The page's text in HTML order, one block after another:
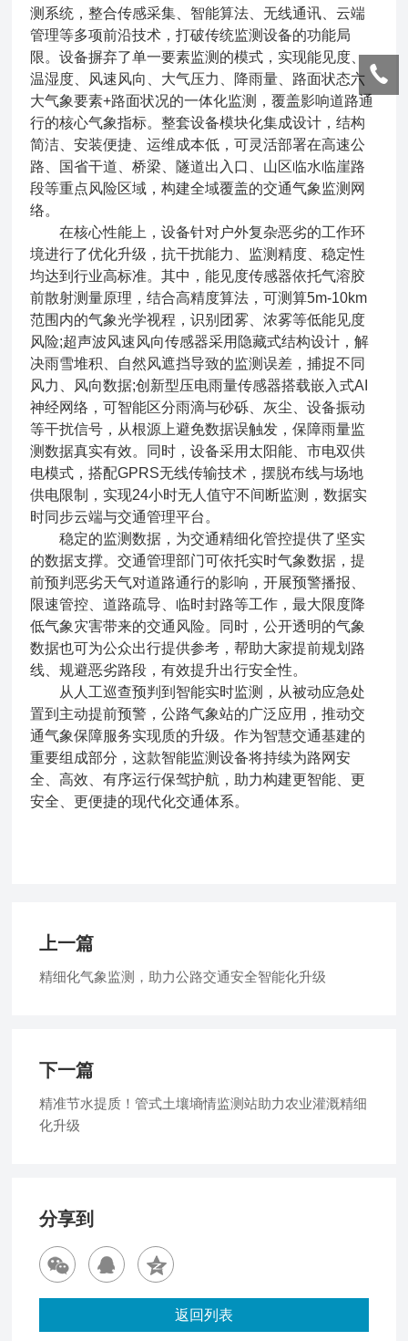
测系统，整合传感采集、智能算法、无线通讯、云端
管理等多项前沿技术，打破传统监测设备的功能局
限。设备摒弃了单一要素监测的模式，实现能见度、
温湿度、风速风向、大气压力、降雨量、路面状态六
大气象要素+路面状况的一体化监测，覆盖影响道路通
行的核心气象指标。整套设备模块化集成设计，结构
简洁、安装便捷、运维成本低，可灵活部署在高速公
路、国省干道、桥梁、隧道出入口、山区临水临崖路
段等重点风险区域，构建全域覆盖的交通气象监测网
络。
在核心性能上，设备针对户外复杂恶劣的工作环
境进行了优化升级，抗干扰能力、监测精度、稳定性
均达到行业高标准。其中，能见度传感器依托气溶胶
前散射测量原理，结合高精度算法，可测算5m-10km
范围内的气象光学视程，识别团雾、浓雾等低能见度
风险;超声波风速风向传感器采用隐藏式结构设计，解
决雨雪堆积、自然风遮挡导致的监测误差，捕捉不同
风力、风向数据;创新型压电雨量传感器搭载嵌入式AI
神经网络，可智能区分雨滴与砂砾、灰尘、设备振动
等干扰信号，从根源上避免数据误触发，保障雨量监
测数据真实有效。同时，设备采用太阳能、市电双供
电模式，搭配GPRS无线传输技术，摆脱布线与场地
供电限制，实现24小时无人值守不间断监测，数据实
时同步云端与交通管理平台。
稳定的监测数据，为交通精细化管控提供了坚实
的数据支撑。交通管理部门可依托实时气象数据，提
前预判恶劣天气对道路通行的影响，开展预警播报、
限速管控、道路疏导、临时封路等工作，最大限度降
低气象灾害带来的交通风险。同时，公开透明的气象
数据也可为公众出行提供参考，帮助大家提前规划路
线、规避恶劣路段，有效提升出行安全性。
从人工巡查预判到智能实时监测，从被动应急处
置到主动提前预警，公路气象站的广泛应用，推动交
通气象保障服务实现质的升级。作为智慧交通基建的
重要组成部分，这款智能监测设备将持续为路网安
全、高效、有序运行保驾护航，助力构建更智能、更
安全、更便捷的现代化交通体系。
上一篇
精细化气象监测，助力公路交通安全智能化升级
下一篇
精准节水提质！管式土壤墒情监测站助力农业灌溉精细
化升级
分享到
返回列表